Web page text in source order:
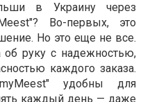
в Украину через
? Во-первых, это
Но это еще не все.
об руку с надежностью,
каждого заказа.
удобны для
каждый день — даже